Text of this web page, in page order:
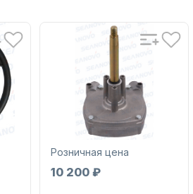
и
Розничная цена
10 200 ₽